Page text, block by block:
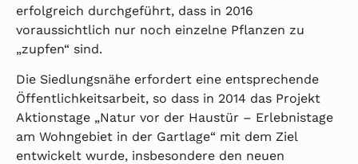
erfolgreich durchgeführt, dass in 2016
voraussichtlich nur noch einzelne Pflanzen zu
„zupfen“ sind.
Die Siedlungsnähe erfordert eine entsprechende
Öffentlichkeitsarbeit, so dass in 2014 das Projekt
Aktionstage „Natur vor der Haustür – Erlebnistage
am Wohngebiet in der Gartlage“ mit dem Ziel
entwickelt wurde, insbesondere den neuen